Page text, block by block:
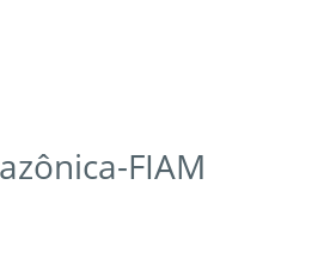
FIAM